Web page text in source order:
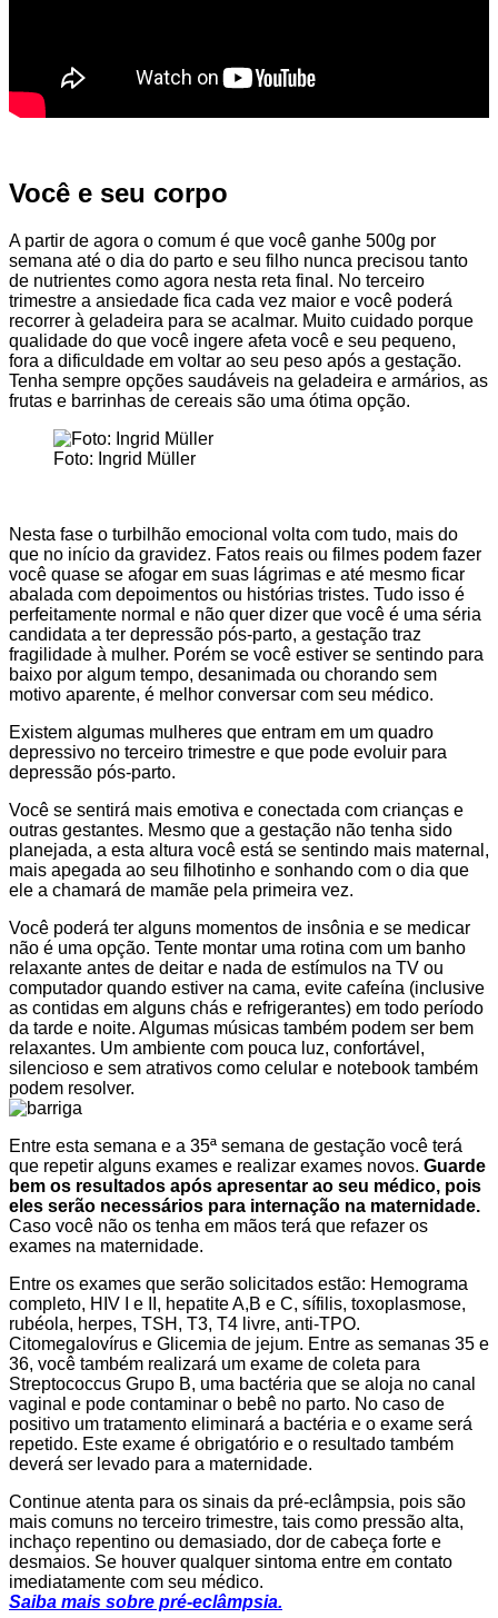
Você e seu corpo
A partir de agora o comum é que você ganhe 500g por
semana até o dia do parto e seu filho nunca precisou tanto
de nutrientes como agora nesta reta final. No terceiro
trimestre a ansiedade fica cada vez maior e você poderá
recorrer à geladeira para se acalmar. Muito cuidado porque
qualidade do que você ingere afeta você e seu pequeno,
fora a dificuldade em voltar ao seu peso após a gestação.
Tenha sempre opções saudáveis na geladeira e armários, as
frutas e barrinhas de cereais são uma ótima opção.
Foto: Ingrid Müller
Nesta fase o turbilhão emocional volta com tudo, mais do
que no início da gravidez. Fatos reais ou filmes podem fazer
você quase se afogar em suas lágrimas e até mesmo ficar
abalada com depoimentos ou histórias tristes. Tudo isso é
perfeitamente normal e não quer dizer que você é uma séria
candidata a ter depressão pós-parto, a gestação traz
fragilidade à mulher. Porém se você estiver se sentindo para
baixo por algum tempo, desanimada ou chorando sem
motivo aparente, é melhor conversar com seu médico.
Existem algumas mulheres que entram em um quadro
depressivo no terceiro trimestre e que pode evoluir para
depressão pós-parto.
Você se sentirá mais emotiva e conectada com crianças e
outras gestantes. Mesmo que a gestação não tenha sido
planejada, a esta altura você está se sentindo mais maternal,
mais apegada ao seu filhotinho e sonhando com o dia que
ele a chamará de mamãe pela primeira vez.
Você poderá ter alguns momentos de insônia e se medicar
não é uma opção. Tente montar uma rotina com um banho
relaxante antes de deitar e nada de estímulos na TV ou
computador quando estiver na cama, evite cafeína (inclusive
as contidas em alguns chás e refrigerantes) em todo período
da tarde e noite. Algumas músicas também podem ser bem
relaxantes. Um ambiente com pouca luz, confortável,
silencioso e sem atrativos como celular e notebook também
podem resolver.
Entre esta semana e a 35ª semana de gestação você terá
que repetir alguns exames e realizar exames novos. Guarde
bem os resultados após apresentar ao seu médico, pois
eles serão necessários para internação na maternidade.
Caso você não os tenha em mãos terá que refazer os
exames na maternidade.
Entre os exames que serão solicitados estão: Hemograma
completo, HIV I e II, hepatite A,B e C, sífilis, toxoplasmose,
rubéola, herpes, TSH, T3, T4 livre, anti-TPO.
Citomegalovírus e Glicemia de jejum. Entre as semanas 35 e
36, você também realizará um exame de coleta para
Streptococcus Grupo B, uma bactéria que se aloja no canal
vaginal e pode contaminar o bebê no parto. No caso de
positivo um tratamento eliminará a bactéria e o exame será
repetido. Este exame é obrigatório e o resultado também
deverá ser levado para a maternidade.
Continue atenta para os sinais da pré-eclâmpsia, pois são
mais comuns no terceiro trimestre, tais como pressão alta,
inchaço repentino ou demasiado, dor de cabeça forte e
desmaios. Se houver qualquer sintoma entre em contato
imediatamente com seu médico.
Saiba mais sobre pré-eclâmpsia.